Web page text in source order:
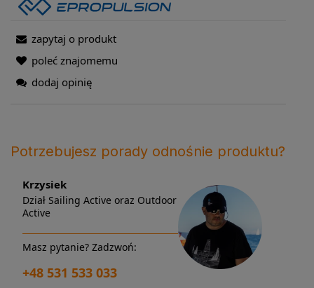
zapytaj o produkt
poleć znajomemu
dodaj opinię
Potrzebujesz porady odnośnie produktu?
Krzysiek
Dział Sailing Active oraz Outdoor
Active
Masz pytanie? Zadzwoń:
+48 531 533 033